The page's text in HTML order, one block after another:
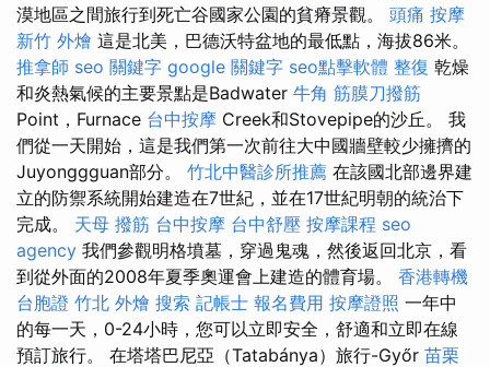
漠地區之間旅行到死亡谷國家公園的貧瘠景觀。 頭痛 按摩
新竹 外燴 這是北美，巴德沃特盆地的最低點，海拔86米。
推拿師 seo 關鍵字 google 關鍵字 seo點擊軟體 整復 乾燥
和炎熱氣候的主要景點是Badwater 牛角 筋膜刀撥筋
Point，Furnace 台中按摩 Creek和Stovepipe的沙丘。 我
們從一天開始，這是我們第一次前往大中國牆壁較少擁擠的
Juyonggguan部分。 竹北中醫診所推薦 在該國北部邊界建
立的防禦系統開始建造在7世紀，並在17世紀明朝的統治下
完成。 天母 撥筋 台中按摩 台中舒壓 按摩課程 seo
agency 我們參觀明格墳墓，穿過鬼魂，然後返回北京，看
到從外面的2008年夏季奧運會上建造的體育場。 香港轉機
台胞證 竹北 外燴 搜索 記帳士 報名費用 按摩證照 一年中
的每一天，0-24小時，您可以立即安全，舒適和立即在線
預訂旅行。 在塔塔巴尼亞（Tatabánya）旅行-Győr 苗栗